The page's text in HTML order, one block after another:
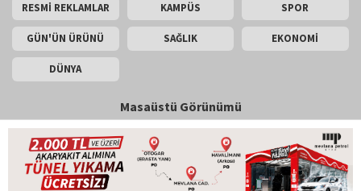
RESMİ REKLAMLAR KAMPÜS SPOR
GÜN'ÜN ÜRÜNÜ SAĞLIK EKONOMİ
DÜNYA
Masaüstü Görünümü
İletişim
Copyright © 2026 Gün Haber